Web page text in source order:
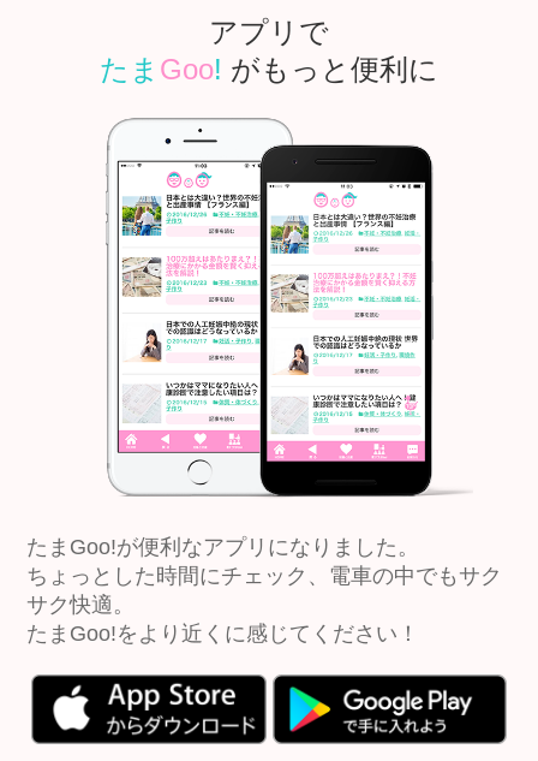
アプリで
たま Goo! がもっと便利に
たまGoo!が便利なアプリになりました。
ちょっとした時間にチェック、電車の中でもサク
サク快適。
たまGoo!をより近くに感じてください！